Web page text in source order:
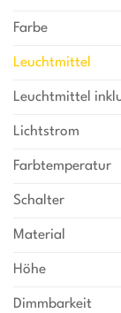
Farbe
Leuchtmittel
Leuchtmittel
Lichtstrom
Farbtemperatur
Schalter
Material
Höhe
Dimmbarkeit